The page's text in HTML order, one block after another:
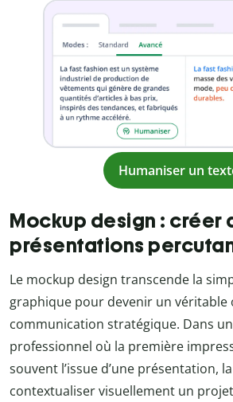
Humaniser un
Mockup design : créer
présentations
Le mockup design transcende la
graphique pour devenir un véritable
communication stratégique. Dans
professionnel où la première
souvent l’issue d’une présentation,
contextualiser visuellement un